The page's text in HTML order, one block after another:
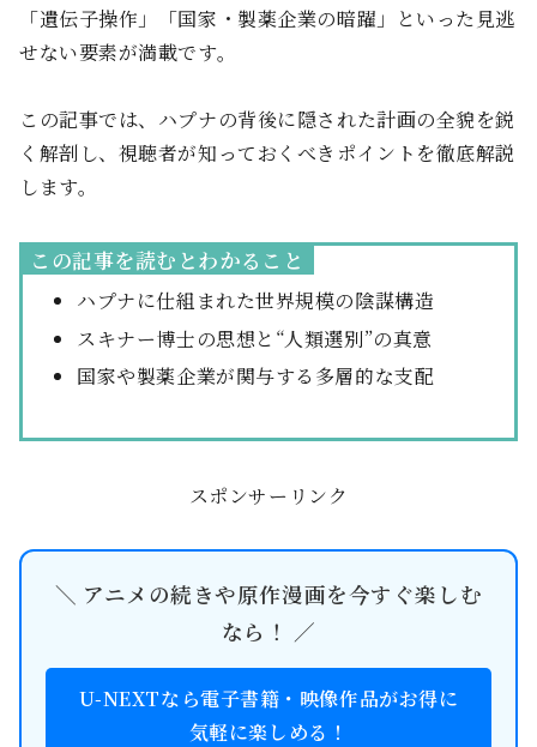
「遺伝子操作」「国家・製薬企業の暗躍」といった見逃
せない要素が満載です。
この記事では、ハプナの背後に隠された計画の全貌を鋭
く解剖し、視聴者が知っておくべきポイントを徹底解説
します。
この記事を読むとわかること
ハプナに仕組まれた世界規模の陰謀構造
スキナー博士の思想と“人類選別”の真意
国家や製薬企業が関与する多層的な支配
スポンサーリンク
＼ アニメの続きや原作漫画を今すぐ楽しむ
なら！ ／
U-NEXTなら電子書籍・映像作品がお得に
気軽に楽しめる！